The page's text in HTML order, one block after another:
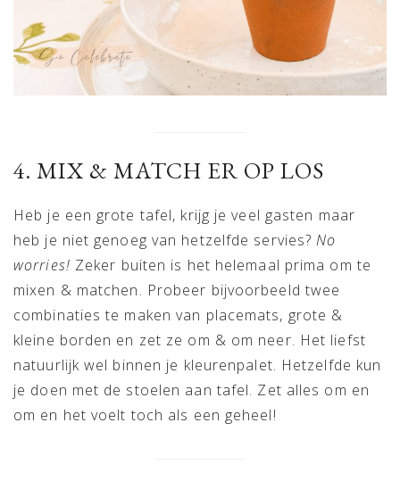
4. MIX & MATCH ER OP LOS
Heb je een grote tafel, krijg je veel gasten maar
heb je niet genoeg van hetzelfde servies?No
worries! Zeker buiten is het helemaal prima om te
mixen & matchen. Probeer bijvoorbeeld twee
combinaties te maken van placemats, grote &
kleine borden en zet ze om & om neer. Het liefst
natuurlijk wel binnen je kleurenpalet. Hetzelfde kun
je doen met de stoelen aan tafel. Zet alles om en
om en het voelt toch als een geheel!